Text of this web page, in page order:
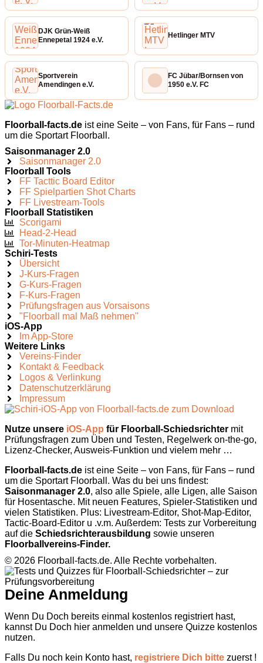
DJK Grün-Weiß
Ennepetal 1924 e.V.
Hetlinger MTV
Sportverein
Amendingen e.V.
FC Jübar/Bornsen von
1950 e.V. FC
Floorball-facts.de ist eine Seite – von Fans, für Fans – rund
um die Sportart Floorball.
Saisonmanager 2.0
Saisonmanager 2.0
Floorball Tools
FF Tacttic Board Editor
FF Spielpartien Shot Charts
FF Livestream-Tools
Floorball Statistiken
Scorigami
Head-2-Head
Tor-Minuten-Heatmap
Schiri-Tests
Übersicht
J-Kurs-Fragen
G-Kurs-Fragen
F-Kurs-Fragen
Prüfungsfragen aus Vorsaisons
"Floorball mal Maß nehmen"
iOS-App
Im App-Store
Weitere Links
Vereins-Finder
Kontakt & Feedback
Logos & Verlinkung
Datenschutzerklärung
Impressum
Nutze unsere iOS-App für Floorball-Schiedsrichter mit
Prüfungsfragen zum Üben und Testen, Regelwerk on-the-go,
Lizenz-Checker, Ausweis-Funktion und vielem mehr …
Floorball-facts.de ist eine Seite – von Fans, für Fans – rund
um die Sportart Floorball. Was du bei uns findest:
Saisonmanager 2.0, also alle Spiele, alle Ligen, alle Saison
für Hosentasche. Mit neuen Features, Spieler-Statistiken und
vielen Statistiken. Plus: Livestream-Editor, Shot-Map-Editor,
Tactic-Board-Editor u .v.m. Außerdem: Tests zur Vorbereitung
auf die Schiedsrichterausbildung sowie unseren
Floorballvereins-Finder.
© 2026 Floorball-facts.de. Alle Rechte vorbehalten.
Deine Anmeldung
Wenn Du Doch bereits einmal kostenlos registriert hast,
kannst Du Doch hier anmelden und unsere Quizze kostenlos
nutzen.
Falls Du noch kein Konto hast, registriere Dich bitte zuerst !